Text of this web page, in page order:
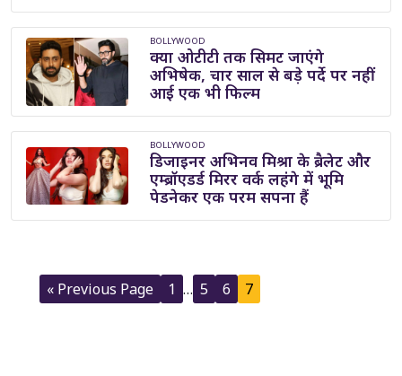
BOLLYWOOD
क्या ओटीटी तक सिमट जाएंगे
अभिषेक, चार साल से बड़े पर्दे पर नहीं
आई एक भी फिल्म
BOLLYWOOD
डिजाइनर अभिनव मिश्रा के ब्रैलेट और
एम्ब्रॉएडर्ड मिरर वर्क लहंगे में भूमि
पेडनेकर एक परम सपना हैं
« Previous Page 1 … 5 6 7